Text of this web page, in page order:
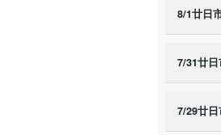
8/1廿日
7/31廿
7/29廿